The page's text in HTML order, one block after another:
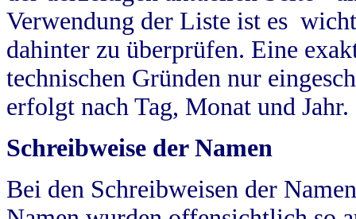
Verwendung der Liste ist es
dahinter zu überprüfen. Eine
technischen Gründen nur
erfolgt nach Tag, Monat und Jahr.
Schreibweise der Namen
Bei den Schreibweisen der